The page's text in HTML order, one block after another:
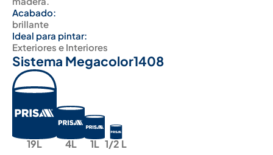
Acabado:
brillante
Ideal para pintar:
Exteriores e Interiores
Sistema Megacolor1408
19L 4L 1L 1/2 L